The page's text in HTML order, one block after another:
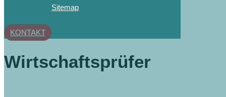
Sitemap
KONTAKT
Wirtschaftsprüfer